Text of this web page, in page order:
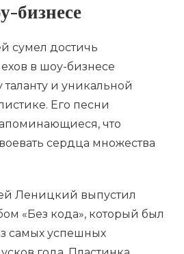
бизнесе
сумел достичь
в шоу-бизнесе
и уникальной
Его песни
что
сердца множества
Леницкий выпустил
«Без кода», который был
самых успешных